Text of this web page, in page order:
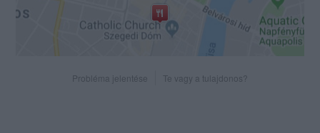
Probléma jelentése Te vagy a tulajdonos?